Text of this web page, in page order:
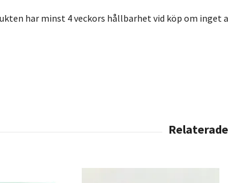
har minst 4 veckors hållbarhet vid köp om inget